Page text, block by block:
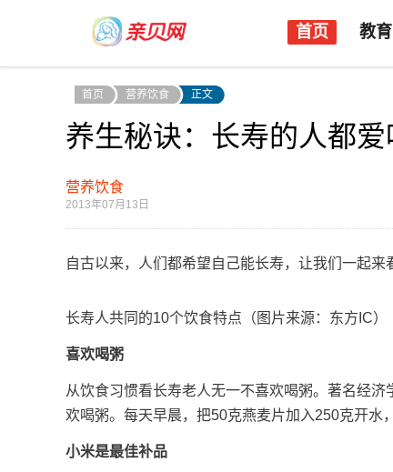
首页 教育
首页 营养饮食 正文
养生秘诀：长寿的人都
营养饮食
2013年07月13日
自古以来，人们都希望自己能长寿，让我们一起来
长寿人共同的10个饮食特点（图片来源：东方IC）
喜欢喝粥
从饮食习惯看长寿老人无一不喜欢喝粥。著名经
欢喝粥。每天早晨，把50克燕麦片加入250克开水
小米是最佳补品